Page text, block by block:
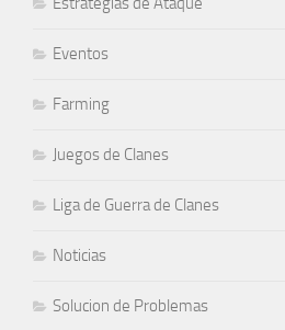
Eventos
Farming
Juegos de Clanes
Liga de Guerra de Clanes
Noticias
Solucion de Problemas